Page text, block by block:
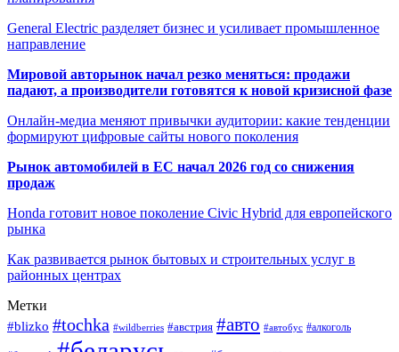
General Electric разделяет бизнес и усиливает промышленное
направление
Мировой авторынок начал резко меняться: продажи
падают, а производители готовятся к новой кризисной фазе
Онлайн-медиа меняют привычки аудитории: какие тенденции
формируют цифровые сайты нового поколения
Рынок автомобилей в ЕС начал 2026 год со снижения
продаж
Honda готовит новое поколение Civic Hybrid для европейского
рынка
Как развивается рынок бытовых и строительных услуг в
районных центрах
Метки
#blizko #tochka #wildberries #австрия #авто #автобус #алкоголь